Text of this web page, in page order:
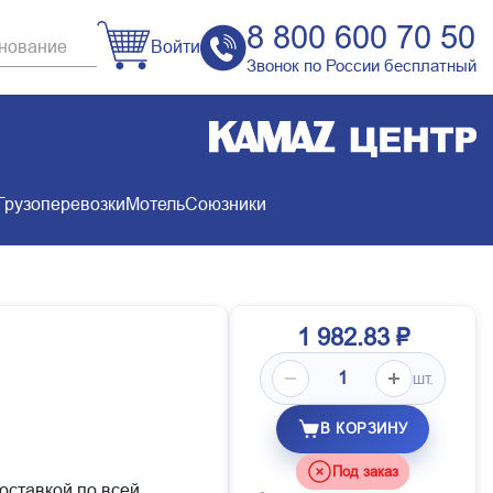
Войти 8 800 600 70 50
Звонок по России бесплатный
МотельСоюзники
1 982.83 ₽
шт.
В КОРЗИНУ
Под заказ